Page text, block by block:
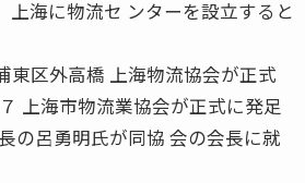
上海に物流セ ンターを設立すると
東区外高橋 上海物流協会が正式
上海市物流業協会が正式に発足
の呂勇明氏が同協 会の会長に就